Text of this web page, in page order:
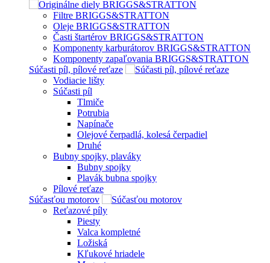
Filtre BRIGGS&STRATTON
Oleje BRIGGS&STRATTON
Časti štartérov BRIGGS&STRATTON
Komponenty karburátorov BRIGGS&STRATTON
Komponenty zapaľovania BRIGGS&STRATTON
Súčasti píl, pílové reťaze
Vodiacie lišty
Súčasti píl
Tlmiče
Potrubia
Napínače
Olejové čerpadlá, kolesá čerpadiel
Druhé
Bubny spojky, plaváky
Bubny spojky
Plavák bubna spojky
Pílové reťaze
Súčasťou motorov
Reťazové píly
Piesty
Valca kompletné
Ložiská
Kľukové hriadele